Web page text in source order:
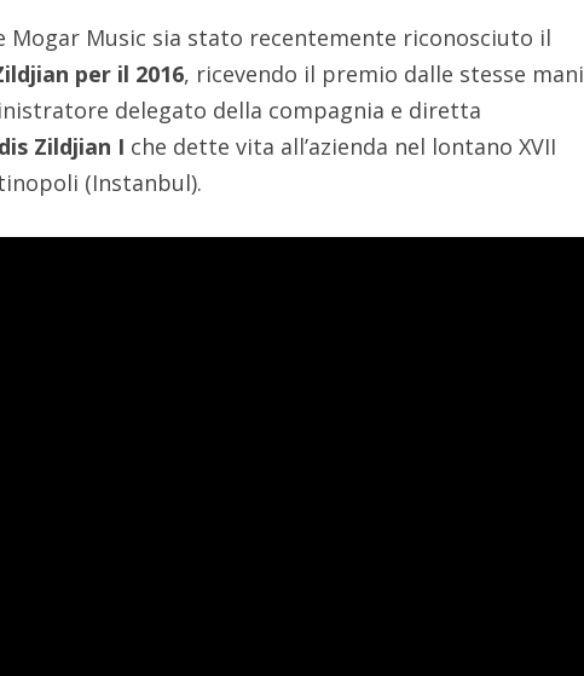
Mogar Music sia stato recentemente riconosciuto il
per il 2016, ricevendo il premio dalle stesse mani
delegato della compagnia e diretta
Zildjian I che dette vita all’azienda nel lontano XVII
(Instanbul).